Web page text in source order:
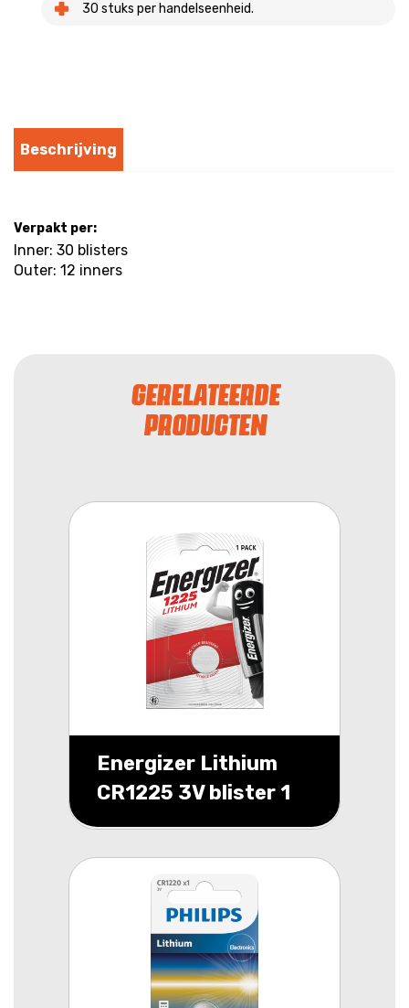
30 stuks per handelseenheid.
Beschrijving
Verpakt per:
Inner: 30 blisters
Outer: 12 inners
GERELATEERDE
PRODUCTEN
Energizer Lithium
CR1225 3V blister 1